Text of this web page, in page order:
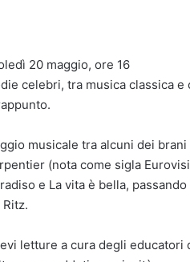
20 maggio, ore 16
celebri, tra musica classica
musicale tra alcuni dei
(nota come sigla
e La vita è bella,
Ritz.
letture a cura degli